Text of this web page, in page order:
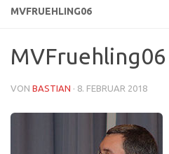
MVFRUEHLING06
MVFruehling06
VON BASTIAN · 8. FEBRUAR 2018